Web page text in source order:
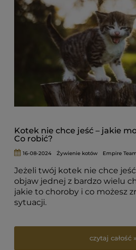
Kotek nie chce jeść – jakie
Co robić?
16-08-2024 Żywienie kotów Empire
Jeżeli twój kotek nie chce
objaw jednej z bardzo wielu
jakie to choroby i co możesz
sytuacji.
czytaj całość »